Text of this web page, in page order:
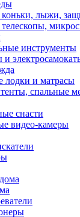
лыжи,
инструменты
и
лодки и матрасы
спальные
снасти
видео-камеры